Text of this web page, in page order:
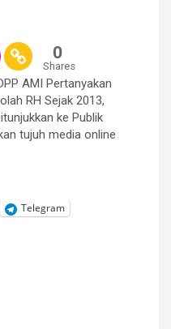
0
Shares
AMI Pertanyakan
RH Sejak 2013,
ke Publik
tujuh media online
Telegram